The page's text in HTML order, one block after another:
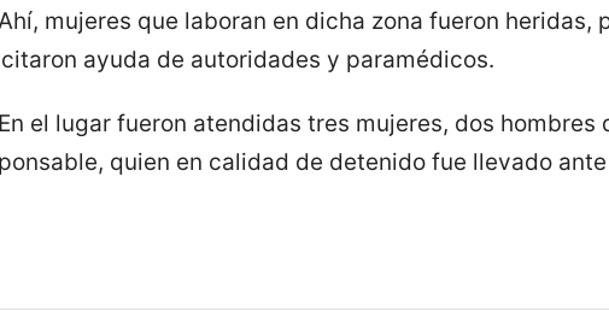
mujeres que laboran en dicha zona fueron
ayuda de autoridades y paramédicos.
En el lugar fueron atendidas tres mujeres, dos hombres
quien en calidad de detenido fue llevado